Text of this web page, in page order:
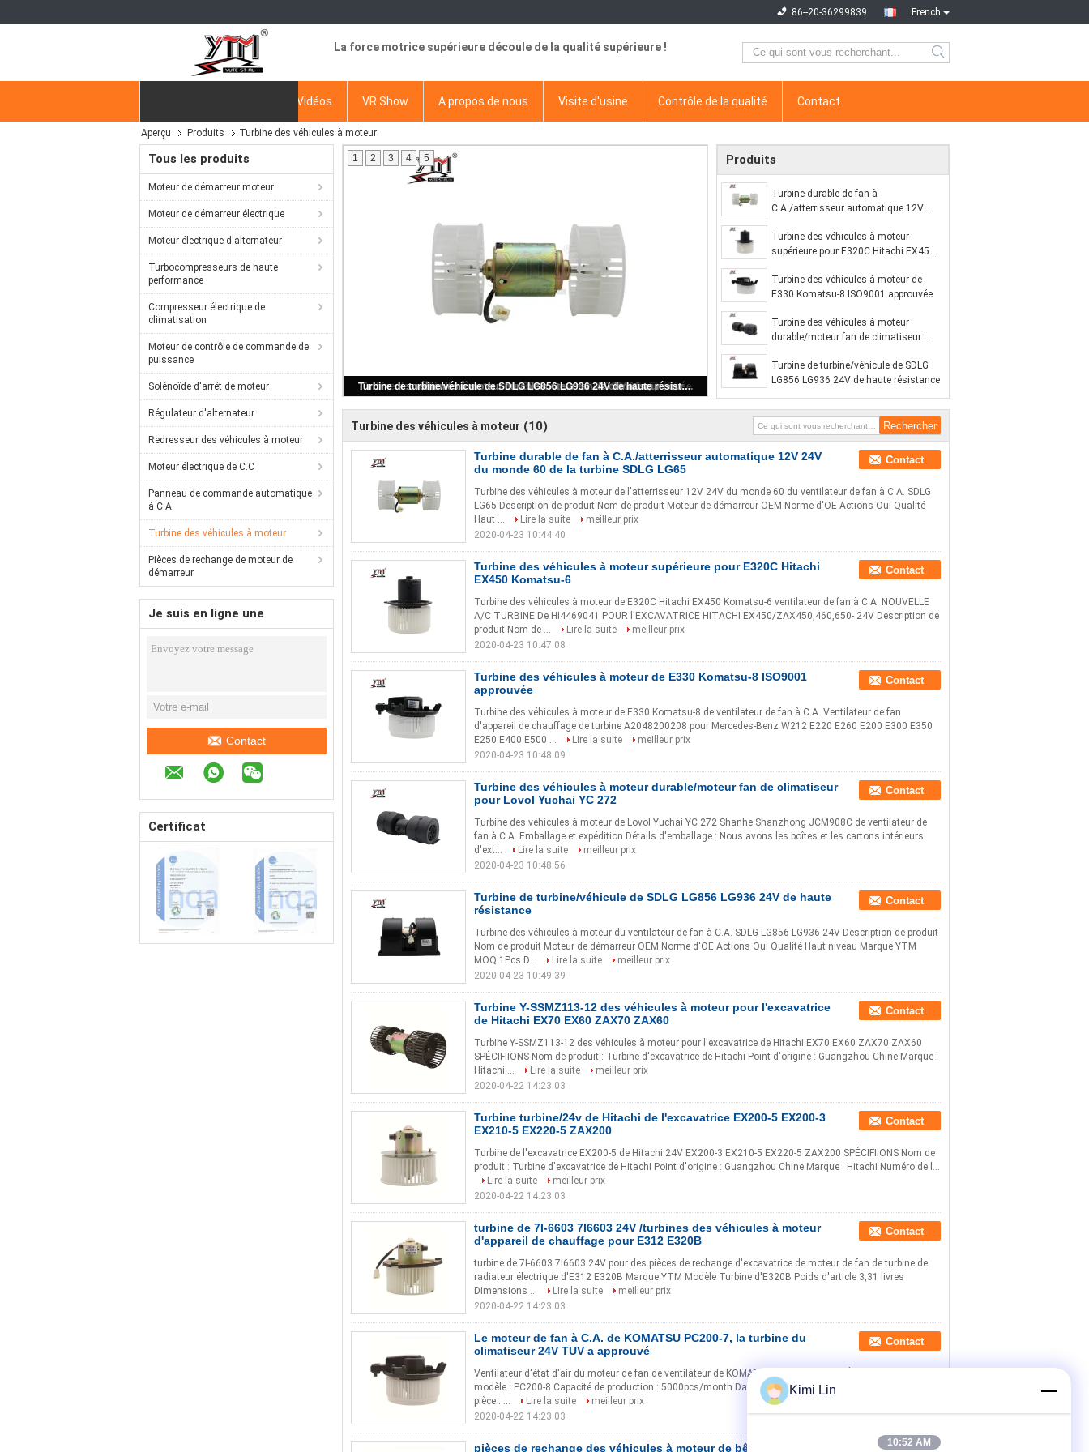
French
86--20-36299839
La force motrice supérieure découle de la qualité supérieure !
Vidéos VR Show A propos de nous Visite d'usine Contrôle de la qualité Contact
Demande de soumission
Aperçu Produits Turbine des véhicules à moteur
Tous les produits
Moteur de démarreur moteur
Moteur de démarreur électrique
Moteur électrique d'alternateur
Turbocompresseurs de haute
performance
Compresseur électrique de
climatisation
Moteur de contrôle de commande de
puissance
Solénoïde d'arrêt de moteur
Régulateur d'alternateur
Redresseur des véhicules à moteur
Moteur électrique de C.C
Panneau de commande automatique
à C.A.
Turbine des véhicules à moteur
Pièces de rechange de moteur de
démarreur
Je suis en ligne une
discussion en ligne
Contact
Certificat
Turbine durable de fan à C.A./atterrisseur automatique 12V 24V du monde 60 de la turbine SDLG LG65
1 2 3 4 5 Produits
Turbine durable de fan à
C.A./atterrisseur automatique 12V
LG65
Turbine des véhicules à moteur
supérieure pour E320C Hitachi EX450
Turbine des véhicules à moteur de
E330 Komatsu-8 ISO9001 approuvée
Turbine des véhicules à moteur
durable/moteur fan de climatiseur
Turbine de turbine/véhicule de SDLG
LG856 LG936 24V de haute résistance
Turbine des véhicules à moteur (10)
Turbine durable de fan à C.A./atterrisseur automatique 12V 24V
du monde 60 de la turbine SDLG LG65
Contact
Turbine des véhicules à moteur de l'atterrisseur 12V 24V du monde 60 du ventilateur de fan à C.A. SDLG
LG65 Description de produit Nom de produit Moteur de démarreur OEM Norme d'OE Actions Oui Qualité
Haut ...
Lire la suite
meilleur prix
2020-04-23 10:44:40
Turbine des véhicules à moteur supérieure pour E320C Hitachi
EX450 Komatsu-6
Contact
Turbine des véhicules à moteur de E320C Hitachi EX450 Komatsu-6 ventilateur de fan à C.A. NOUVELLE
A/C TURBINE De HI4469041 POUR l'EXCAVATRICE HITACHI EX450/ZAX450,460,650- 24V Description de
produit Nom de ...
Lire la suite
meilleur prix
2020-04-23 10:47:08
Turbine des véhicules à moteur de E330 Komatsu-8 ISO9001
approuvée
Contact
Turbine des véhicules à moteur de E330 Komatsu-8 de ventilateur de fan à C.A. Ventilateur de fan
d'appareil de chauffage de turbine A2048200208 pour Mercedes-Benz W212 E220 E260 E200 E300 E350
E250 E400 E500 ...
Lire la suite
meilleur prix
2020-04-23 10:48:09
Turbine des véhicules à moteur durable/moteur fan de climatiseur
pour Lovol Yuchai YC 272
Contact
Turbine des véhicules à moteur de Lovol Yuchai YC 272 Shanhe Shanzhong JCM908C de ventilateur de
fan à C.A. Emballage et expédition Détails d'emballage : Nous avons les boîtes et les cartons intérieurs
d'ext...
Lire la suite
meilleur prix
2020-04-23 10:48:56
Turbine de turbine/véhicule de SDLG LG856 LG936 24V de haute
résistance
Contact
Turbine des véhicules à moteur du ventilateur de fan à C.A. SDLG LG856 LG936 24V Description de produit
Nom de produit Moteur de démarreur OEM Norme d'OE Actions Oui Qualité Haut niveau Marque YTM
MOQ 1Pcs D...
Lire la suite
meilleur prix
2020-04-23 10:49:39
Turbine Y-SSMZ113-12 des véhicules à moteur pour l'excavatrice
de Hitachi EX70 EX60 ZAX70 ZAX60
Contact
Turbine Y-SSMZ113-12 des véhicules à moteur pour l'excavatrice de Hitachi EX70 EX60 ZAX70 ZAX60
SPÉCIFIIONS Nom de produit : Turbine d'excavatrice de Hitachi Point d'origine : Guangzhou Chine Marque :
Hitachi ...
Lire la suite
meilleur prix
2020-04-22 14:23:03
Turbine turbine/24v de Hitachi de l'excavatrice EX200-5 EX200-3
EX210-5 EX220-5 ZAX200
Contact
Turbine de l'excavatrice EX200-5 de Hitachi 24V EX200-3 EX210-5 EX220-5 ZAX200 SPÉCIFIIONS Nom de
produit : Turbine d'excavatrice de Hitachi Point d'origine : Guangzhou Chine Marque : Hitachi Numéro de l...
Lire la suite
meilleur prix
2020-04-22 14:23:03
turbine de 7I-6603 7I6603 24V /turbines des véhicules à moteur
d'appareil de chauffage pour E312 E320B
Contact
turbine de 7I-6603 7I6603 24V pour des pièces de rechange d'excavatrice de moteur de fan de turbine de
radiateur électrique d'E312 E320B Marque YTM Modèle Turbine d'E320B Poids d'article 3,31 livres
Dimensions ...
Lire la suite
meilleur prix
2020-04-22 14:23:03
Le moteur de fan à C.A. de KOMATSU PC200-7, la turbine du
climatiseur 24V TUV a approuvé
Contact
Ventilateur d'état d'air du moteur de fan de ventilateur de KOMATSU PC200-7 24V SPÉCIFIIONS No. de
modèle : PC200-8 Capacité de production : 5000pcs/month Date de livraison : 1 - 15 jours numéro de la
pièce : ...
Lire la suite
meilleur prix
2020-04-22 14:23:03
pièces de rechange des véhicules à moteur de bêcheur
Kimi Lin
10:52 AM